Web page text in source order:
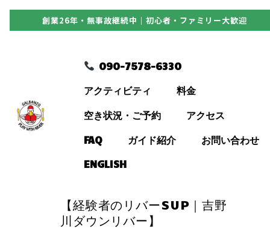
創業26年・無事故継続中｜初心者・ファミリー大歓迎
090-7578-6330
アクティビティ 料金
空き状況・ご予約 アクセス
FAQ ガイド紹介 お問い合わせ
ENGLISH
アクティビティ
料金
【経験者のリバーSUP｜吉野
川ダウンリバー】